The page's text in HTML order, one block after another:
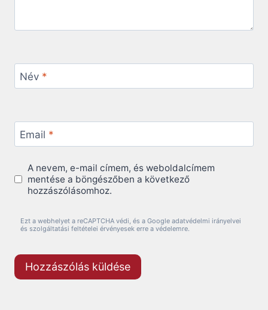
Név *
Email *
A nevem, e-mail címem, és weboldalcímem
mentése a böngészőben a következő
hozzászólásomhoz.
Ezt a webhelyet a reCAPTCHA védi, és a Google adatvédelmi irányelvei
és szolgáltatási feltételei érvényesek erre a védelemre.